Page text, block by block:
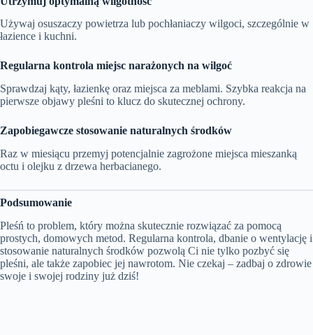
Używaj osuszaczy powietrza lub pochłaniaczy wilgoci, szczególnie w
łazience i kuchni.
Regularna kontrola miejsc narażonych na wilgoć
Sprawdzaj kąty, łazienkę oraz miejsca za meblami. Szybka reakcja na
pierwsze objawy pleśni to klucz do skutecznej ochrony.
Zapobiegawcze stosowanie naturalnych środków
Raz w miesiącu przemyj potencjalnie zagrożone miejsca mieszanką
octu i olejku z drzewa herbacianego.
Podsumowanie
Pleśń to problem, który można skutecznie rozwiązać za pomocą
prostych, domowych metod. Regularna kontrola, dbanie o wentylację i
stosowanie naturalnych środków pozwolą Ci nie tylko pozbyć się
pleśni, ale także zapobiec jej nawrotom. Nie czekaj – zadbaj o zdrowie
swoje i swojej rodziny już dziś!